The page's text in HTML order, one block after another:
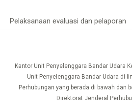
Pelaksanaan evaluasi dan pelaporan
Kantor Unit Penyelenggara Bandar Udara
Unit Penyelenggara Bandar Udara di
Perhubungan yang berada di bawah dan
Direktorat Jenderal